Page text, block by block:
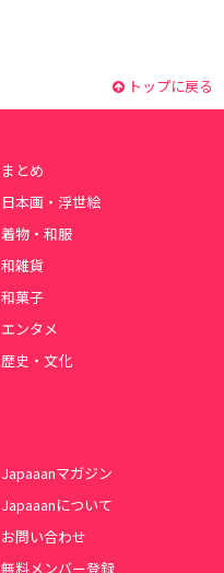
トップに戻る
まとめ
日本画・浮世絵
着物・和服
和雑貨
和菓子
エンタメ
歴史・文化
Japaaanマガジン
Japaaanについて
お問い合わせ
無料メンバー登録